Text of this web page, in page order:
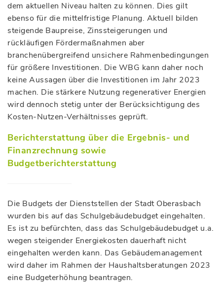
dem aktuellen Niveau halten zu können. Dies gilt
ebenso für die mittelfristige Planung. Aktuell bilden
steigende Baupreise, Zinssteigerungen und
rückläufigen Fördermaßnahmen aber
branchenübergreifend unsichere Rahmenbedingungen
für größere Investitionen. Die WBG kann daher noch
keine Aussagen über die Investitionen im Jahr 2023
machen. Die stärkere Nutzung regenerativer Energien
wird dennoch stetig unter der Berücksichtigung des
Kosten-Nutzen-Verhältnisses geprüft.
Berichterstattung über die Ergebnis- und
Finanzrechnung sowie
Budgetberichterstattung
Die Budgets der Dienststellen der Stadt Oberasbach
wurden bis auf das Schulgebäudebudget eingehalten.
Es ist zu befürchten, dass das Schulgebäudebudget u.a.
wegen steigender Energiekosten dauerhaft nicht
eingehalten werden kann. Das Gebäudemanagement
wird daher im Rahmen der Haushaltsberatungen 2023
eine Budgeterhöhung beantragen.